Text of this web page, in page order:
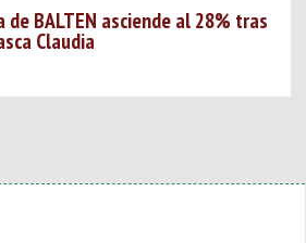
de BALTEN asciende al 28% tras
Claudia